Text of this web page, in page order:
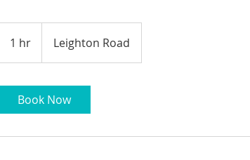
1 hr
h
Leighton Road
Book Now